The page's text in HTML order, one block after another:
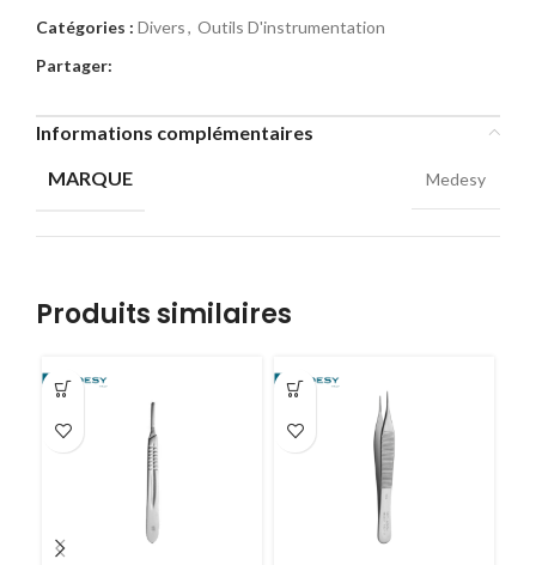
Catégories : Divers, Outils D'instrumentation
Partager:
Informations complémentaires
MARQUE
Medesy
Produits similaires